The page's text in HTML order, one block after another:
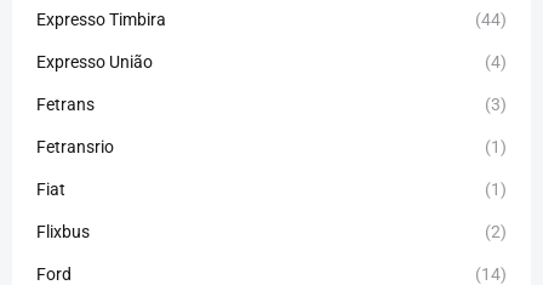
Expresso Timbira (44)
Expresso União (4)
Fetrans (3)
Fetransrio (1)
Fiat (1)
Flixbus (2)
Ford (14)